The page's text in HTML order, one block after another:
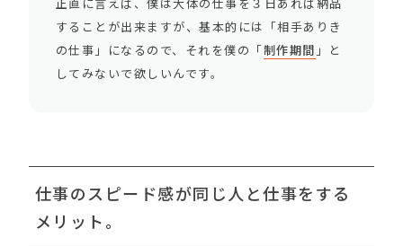
することが出来ますが、基本的には「相手ありき
の仕事」になるので、それを僕の「制作期間 」と
してみないで欲しいんです。
仕事のスピード感が同じ人と仕事をする
メリット。